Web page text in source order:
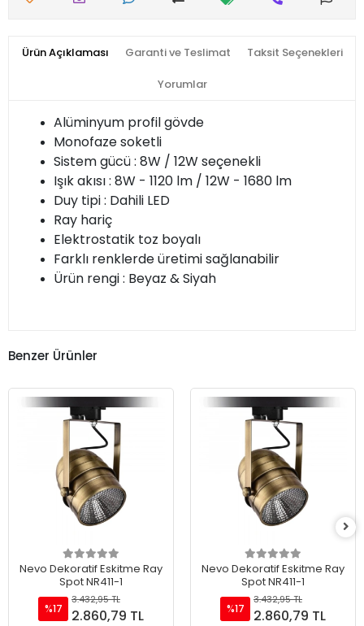
Ürün Açıklaması Garanti ve Teslimat Taksit Seçenekleri
Yorumlar
Alüminyum profil gövde
Monofaze soketli
Sistem gücü : 8W / 12W seçenekli
Işık akısı : 8W - 1120 lm / 12W - 1680 lm
Duy tipi : Dahili LED
Ray hariç
Elektrostatik toz boyalı
Farklı renklerde üretimi sağlanabilir
Ürün rengi : Beyaz & Siyah
Benzer Ürünler
Nevo Dekoratif Eskitme Ray
Spot NR411-1
%17
3.432,95 TL
2.860,79 TL
Nevo Dekoratif Eskitme Ray
Spot NR411-1
%17
3.432,95 TL
2.860,79 TL